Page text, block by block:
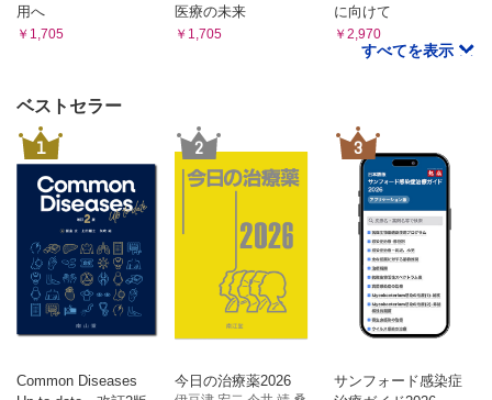
用へ
￥1,705
医療の未来
￥1,705
に向けて
￥2,970
すべてを表示
ベストセラー
1
Common Diseases
2
今日の治療薬2026
3
サンフォード感染症